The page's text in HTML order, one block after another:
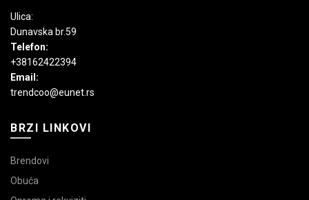
Ulica:
Dunavska br.59
Telefon:
+38162422394
Email:
trendcoo@eunet.rs
BRZI LINKOVI
Brendovi
Obuća